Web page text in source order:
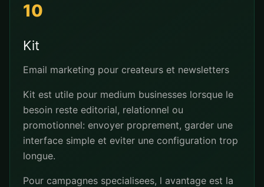
10
Kit
Email marketing pour createurs et newsletters
Kit est utile pour medium businesses lorsque le
besoin reste editorial, relationnel ou
promotionnel: envoyer proprement, garder une
interface simple et eviter une configuration trop
longue.
Pour campagnes specialisees, l avantage est la